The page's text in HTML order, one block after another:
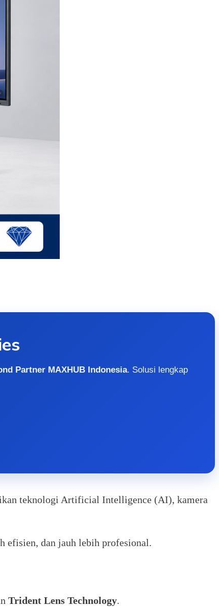
Partner MAXHUB Indonesia. Solusi lengkap
teknologi Artificial Intelligence (AI), kamera
efisien, dan jauh lebih profesional.
Trident Lens Technology.